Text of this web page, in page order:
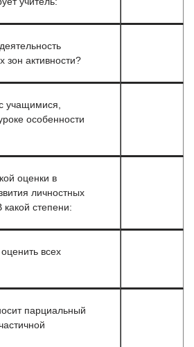
зон активности?
учащимися,
особенности
оценки в
личностных
какой степени:
всех
парциальный